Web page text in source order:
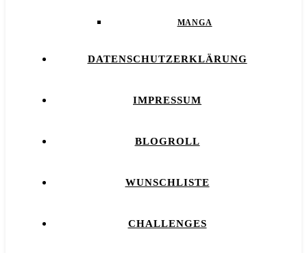
MANGA
DATENSCHUTZERKLÄRUNG
IMPRESSUM
BLOGROLL
WUNSCHLISTE
CHALLENGES